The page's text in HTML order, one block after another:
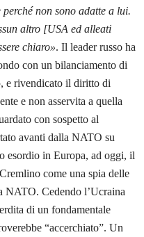
non sono adatte a lui.
altro [USA ed alleati
chiaro». Il leader russo ha
con un bilanciamento di
e rivendicato il diritto di
e non asservita a quella
con sospetto al
avanti dalla NATO su
esordio in Europa, ad oggi, il
come una spia delle
NATO. Cedendo l’Ucraina
di un fondamentale
“accerchiato”. Un